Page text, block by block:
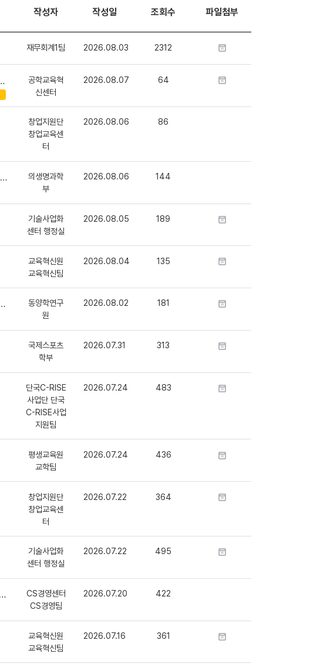
작성자 작성일 조회수 파일첨부
재무회계1팀 2026.08.03 2312
공학교육혁
신센터
2026.08.07 64
창업지원단
창업교육센
터
2026.08.06 86
의생명과학
부
2026.08.06 144
기술사업화
센터 행정실
2026.08.05 189
교육혁신원
교육혁신팀
2026.08.04 135
동양학연구
원
2026.08.02 181
국제스포츠
학부
2026.07.31 313
단국C-RISE
사업단 단국
C-RISE사업
지원팀
2026.07.24 483
평생교육원
교학팀
2026.07.24 436
창업지원단
창업교육센
터
2026.07.22 364
기술사업화
센터 행정실
2026.07.22 495
CS경영센터
CS경영팀
2026.07.20 422
교육혁신원
교육혁신팀
2026.07.16 361